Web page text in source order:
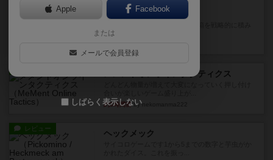
マーケットフレッシュ
重ねて在庫を最大化し、競合...
メメントオンラインタクティクス
約3時間前by nekomanma222
レビュー ヘックメック
Apple Facebook
または
メールで会員登録
しばらく表示しない